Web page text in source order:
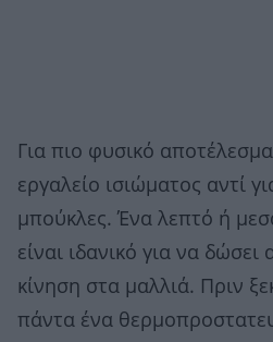
Για πιο φυσικό
εργαλείο ισιώματος αντί
μπούκλες. Ένα λεπτό ή
είναι ιδανικό για να
κίνηση στα μαλλιά. Πριν
πάντα ένα